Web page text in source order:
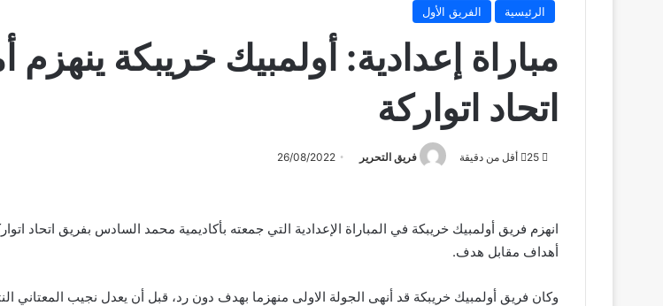
الرئيسية الفريق الأول
مباراة إعدادية: أولمبيك خريبكة ينهزم
اتحاد اتواركة
فريق التحرير 26/08/2022 أقل من دقيقة
انهزم فريق أولمبيك خريبكة في المباراة الإعدادية التي جمعته بأكاديمية محمد السادس بفريق اتحاد
أهداف مقابل هدف.
وكان فريق أولمبيك خريبكة قد أنهى الجولة الاولى منهزما بهدف دون رد، قبل أن يعدل نجيب المعتاني